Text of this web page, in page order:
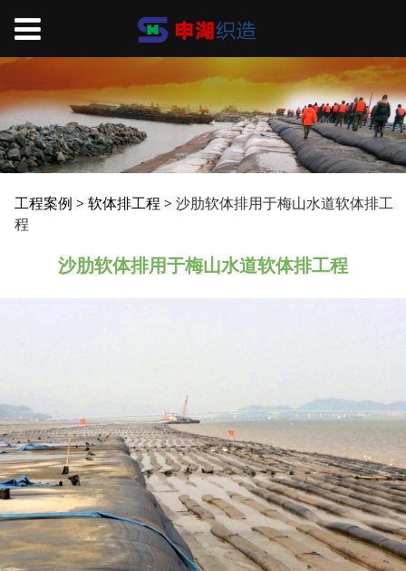
沙肋软体排用于梅山水
道软体排工程
工程案例 >软体排工程>沙肋软体排用于梅山水道软体排工
程
沙肋软体排用于梅山水道软体排工程